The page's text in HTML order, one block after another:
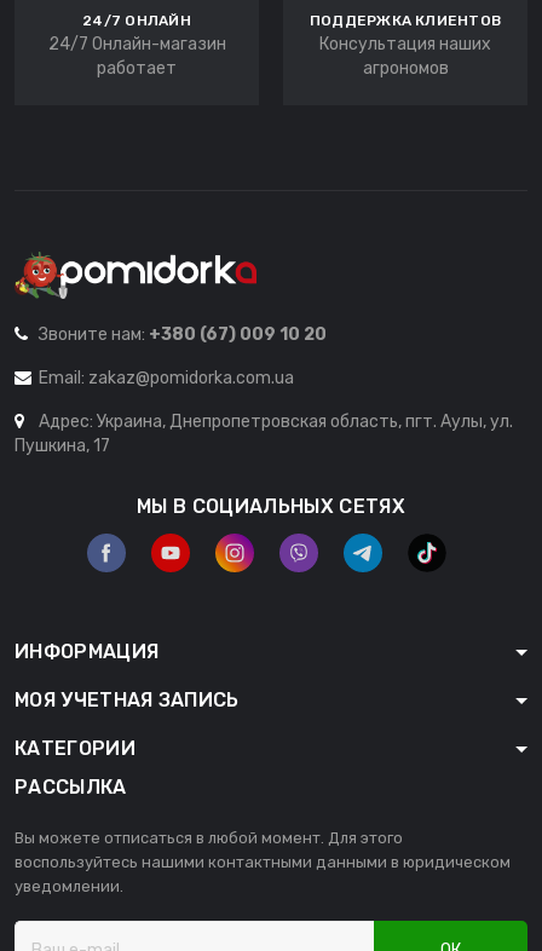
24/7 ОНЛАЙН
24/7 Онлайн-магазин
работает
ПОДДЕРЖКА КЛИЕНТОВ
Консультация наших
агрономов
Звоните нам: +380 (67) 009 10 20
Email: zakaz@pomidorka.com.ua
Адрес: Украина, Днепропетровская область, пгт. Аулы, ул.
Пушкина, 17
МЫ В СОЦИАЛЬНЫХ СЕТЯХ
ИНФОРМАЦИЯ
МОЯ УЧЕТНАЯ ЗАПИСЬ
КАТЕГОРИИ
РАССЫЛКА
Вы можете отписаться в любой момент. Для этого
воспользуйтесь нашими контактными данными в юридическом
уведомлении.